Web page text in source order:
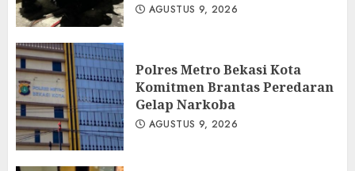
AGUSTUS 9, 2026
Polres Metro Bekasi Kota
Komitmen Brantas Peredaran
Gelap Narkoba
AGUSTUS 9, 2026